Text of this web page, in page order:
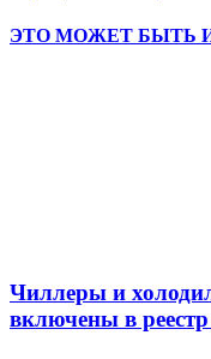
ЭТО МОЖЕТ БЫТЬ
Чиллеры и
включены в